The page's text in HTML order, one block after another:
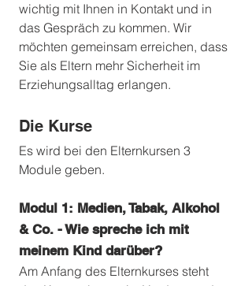
wichtig mit Ihnen in Kontakt und in
das Gespräch zu kommen. Wir
möchten gemeinsam erreichen, dass
Sie als Eltern mehr Sicherheit im
Erziehungsalltag erlangen.
Die Kurse
Es wird bei den Elternkursen 3
Module geben.
Modul 1: Medien, Tabak, Alkohol
& Co. - Wie spreche ich mit
meinem Kind darüber?
Am Anfang des Elternkurses steht